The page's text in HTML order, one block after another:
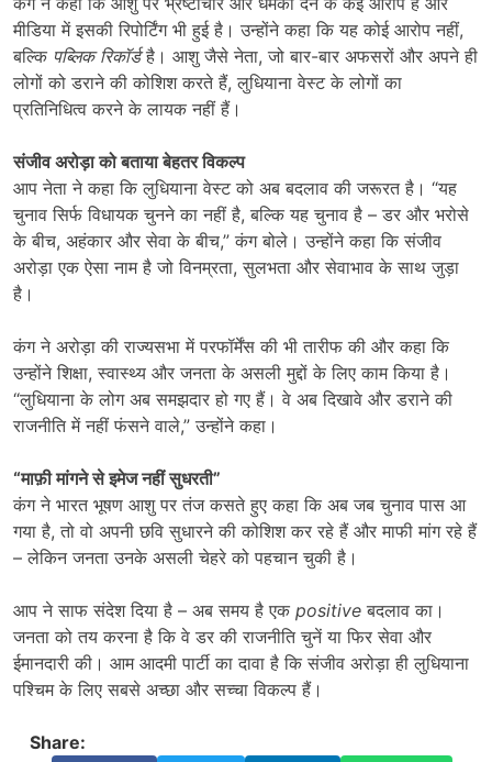
मीडिया में इसकी रिपोर्टिंग भी हुई है। उन्होंने कहा कि यह कोई आरोप नहीं,
बल्कि पब्लिक रिकॉर्डहै। आशु जैसे नेता, जो बार-बार अफसरों और अपने ही
लोगों को डराने की कोशिश करते हैं, लुधियाना वेस्ट के लोगों का
प्रतिनिधित्व करने के लायक नहीं हैं।
संजीव अरोड़ा को बताया बेहतर विकल्प
आप नेता ने कहा कि लुधियाना वेस्ट को अब बदलाव की जरूरत है। “यह
चुनाव सिर्फ विधायक चुनने का नहीं है, बल्कि यह चुनाव है – डर और भरोसे
के बीच, अहंकार और सेवा के बीच,” कंग बोले। उन्होंने कहा कि संजीव
अरोड़ा एक ऐसा नाम है जो विनम्रता, सुलभता और सेवाभाव के साथ जुड़ा
है।
कंग ने अरोड़ा की राज्यसभा में परफॉर्मेंस की भी तारीफ की और कहा कि
उन्होंने शिक्षा, स्वास्थ्य और जनता के असली मुद्दों के लिए काम किया है।
“लुधियाना के लोग अब समझदार हो गए हैं। वे अब दिखावे और डराने की
राजनीति में नहीं फंसने वाले,” उन्होंने कहा।
“माफ़ी मांगने से इमेज नहीं सुधरती”
कंग ने भारत भूषण आशु पर तंज कसते हुए कहा कि अब जब चुनाव पास आ
गया है, तो वो अपनी छवि सुधारने की कोशिश कर रहे हैं और माफी मांग रहे हैं
– लेकिन जनता उनके असली चेहरे को पहचान चुकी है।
आप ने साफ संदेश दिया है – अब समय है एक positive बदलाव का।
जनता को तय करना है कि वे डर की राजनीति चुनें या फिर सेवा और
ईमानदारी की। आम आदमी पार्टी का दावा है कि संजीव अरोड़ा ही लुधियाना
पश्चिम के लिए सबसे अच्छा और सच्चा विकल्प हैं।
Share: